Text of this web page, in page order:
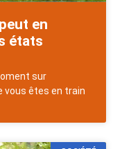
en
états
sur
vous êtes en train